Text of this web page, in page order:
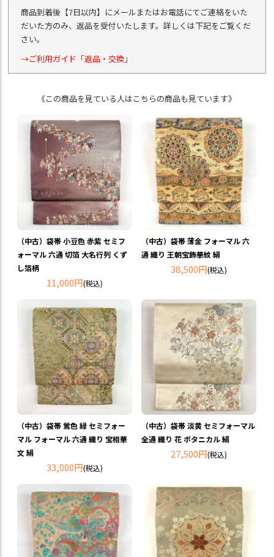
商品到着後【7日以内】にメールまたはお電話にてご連絡をいた
だいた方のみ、返品を受付いたします。詳しくは下記をご覧くだ
さい。
→ご利用ガイド「返品・交換」
《この商品を見ている人はこちらの商品も見ています》
（中古）袋帯 小豆色 赤紫 セミフ
ォーマル 六通 切箔 大名行列 くず
し箔柄
11,000円(税込)
（中古）袋帯 薄金 フォーマル 六
通 織り 王朝宝飾華紋 絹
38,500円(税込)
（中古）袋帯 鶯色 緑 セミフォー
マル フォーマル 六通 織り 宝相華
文 絹
33,000円(税込)
（中古）袋帯 淡黄 セミフォーマル
全通 織り 花 ボタニカル 絹
27,500円(税込)